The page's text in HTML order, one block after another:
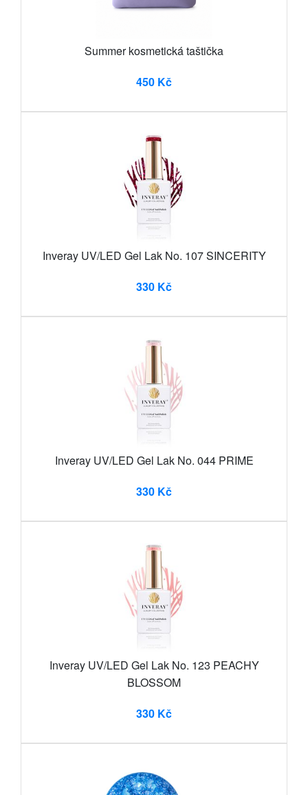
Summer kosmetická taštička
450 Kč
Inveray UV/LED Gel Lak No. 107 SINCERITY
330 Kč
Inveray UV/LED Gel Lak No. 044 PRIME
330 Kč
Inveray UV/LED Gel Lak No. 123 PEACHY
BLOSSOM
330 Kč